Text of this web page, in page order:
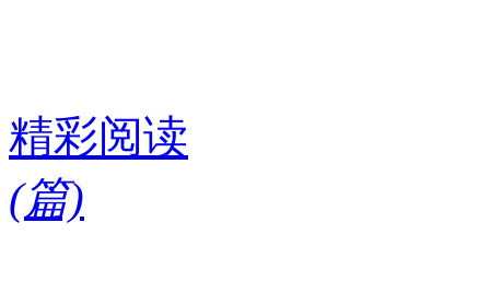
精彩阅读
(篇)